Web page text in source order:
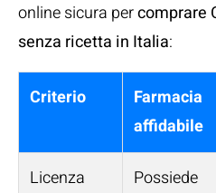
online sicura percomprare
senza ricetta in Italia:
Criterio
Farmacia
affidabile
Licenza
Possiede